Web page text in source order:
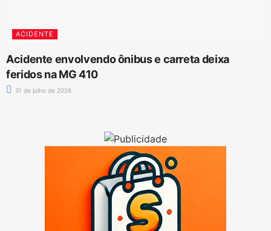
ACIDENTE
Acidente envolvendo ônibus e carreta deixa
feridos na MG 410
31 de julho de 2026